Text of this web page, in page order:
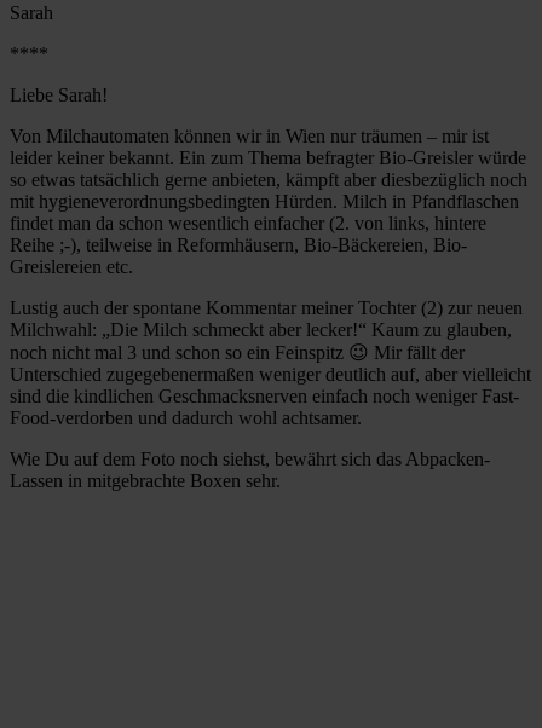
Sarah
****
Liebe Sarah!
Von Milchautomaten können wir in Wien nur träumen – mir ist
leider keiner bekannt. Ein zum Thema befragter Bio-Greisler würde
so etwas tatsächlich gerne anbieten, kämpft aber diesbezüglich noch
mit hygieneverordnungsbedingten Hürden. Milch in Pfandflaschen
findet man da schon wesentlich einfacher (2. von links, hintere
Reihe ;-), teilweise in Reformhäusern, Bio-Bäckereien, Bio-
Greislereien etc.
Lustig auch der spontane Kommentar meiner Tochter (2) zur neuen
Milchwahl: „Die Milch schmeckt aber lecker!“ Kaum zu glauben,
noch nicht mal 3 und schon so ein Feinspitz 😉 Mir fällt der
Unterschied zugegebenermaßen weniger deutlich auf, aber vielleicht
sind die kindlichen Geschmacksnerven einfach noch weniger Fast-
Food-verdorben und dadurch wohl achtsamer.
Wie Du auf dem Foto noch siehst, bewährt sich das Abpacken-
Lassen in mitgebrachte Boxen sehr.